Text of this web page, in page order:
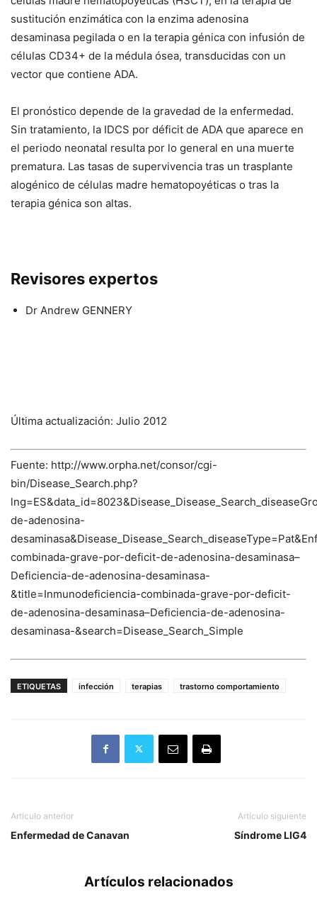
sustitución enzimática con la enzima adenosina
desaminasa pegilada o en la terapia génica con infusión de
células CD34+ de la médula ósea, transducidas con un
vector que contiene ADA.
El pronóstico depende de la gravedad de la enfermedad.
Sin tratamiento, la IDCS por déficit de ADA que aparece en
el periodo neonatal resulta por lo general en una muerte
prematura. Las tasas de supervivencia tras un trasplante
alogénico de células madre hematopoyéticas o tras la
terapia génica son altas.
Revisores expertos
Dr Andrew GENNERY
Última actualización: Julio 2012
Fuente: http://www.orpha.net/consor/cgi-
bin/Disease_Search.php?
de-adenosina-
combinada-grave-por-deficit-de-adenosina-desaminasa–
Deficiencia-de-adenosina-desaminasa-
&title=Inmunodeficiencia-combinada-grave-por-deficit-
de-adenosina-desaminasa–Deficiencia-de-adenosina-
desaminasa-&search=Disease_Search_Simple
ETIQUETAS infección terapias trastorno comportamiento
Artículo anterior
Enfermedad de Canavan
Artículo siguiente
Síndrome LIG4
Artículos relacionados